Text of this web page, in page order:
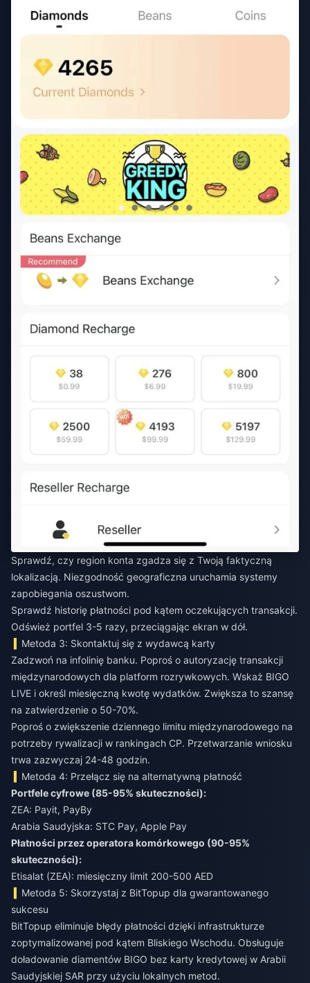
Sprawdź, czy region konta zgadza się z Twoją faktyczną
lokalizacją. Niezgodność geograficzna uruchamia systemy
zapobiegania oszustwom.
Sprawdź historię płatności pod kątem oczekujących transakcji.
Odśwież portfel 3-5 razy, przeciągając ekran w dół.
Metoda 3: Skontaktuj się z wydawcą karty
Zadzwoń na infolinię banku. Poproś o autoryzację transakcji
międzynarodowych dla platform rozrywkowych. Wskaż BIGO
LIVE i określ miesięczną kwotę wydatków. Zwiększa to szansę
na zatwierdzenie o 50-70%.
Poproś o zwiększenie dziennego limitu międzynarodowego na
potrzeby rywalizacji w rankingach CP. Przetwarzanie wniosku
trwa zazwyczaj 24-48 godzin.
Metoda 4: Przełącz się na alternatywną płatność
Portfele cyfrowe (85-95% skuteczności):
ZEA: Payit, PayBy
Arabia Saudyjska: STC Pay, Apple Pay
Płatności przez operatora komórkowego (90-95%
skuteczności):
Etisalat (ZEA): miesięczny limit 200-500 AED
Metoda 5: Skorzystaj z BitTopup dla gwarantowanego
sukcesu
BitTopup eliminuje błędy płatności dzięki infrastrukturze
zoptymalizowanej pod kątem Bliskiego Wschodu. Obsługuje
doładowanie diamentów BIGO bez karty kredytowej w Arabii
Saudyjskiej SAR przy użyciu lokalnych metod.